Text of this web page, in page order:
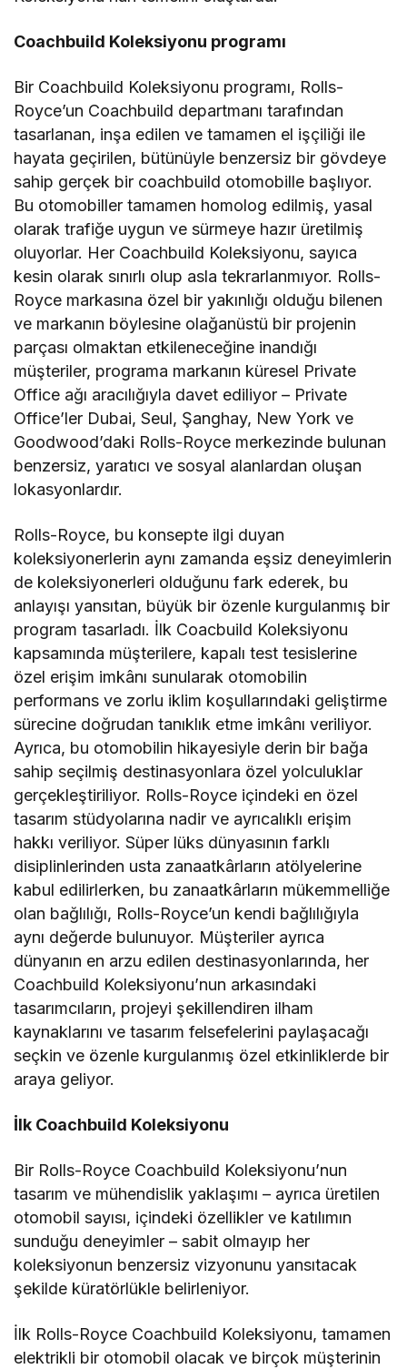
Coachbuild Koleksiyonu programı
Bir Coachbuild Koleksiyonu programı, Rolls-
Royce’un Coachbuild departmanı tarafından
tasarlanan, inşa edilen ve tamamen el işçiliği ile
hayata geçirilen, bütünüyle benzersiz bir gövdeye
sahip gerçek bir coachbuild otomobille başlıyor.
Bu otomobiller tamamen homolog edilmiş, yasal
olarak trafiğe uygun ve sürmeye hazır üretilmiş
oluyorlar. Her Coachbuild Koleksiyonu, sayıca
kesin olarak sınırlı olup asla tekrarlanmıyor. Rolls-
Royce markasına özel bir yakınlığı olduğu bilenen
ve markanın böylesine olağanüstü bir projenin
parçası olmaktan etkileneceğine inandığı
müşteriler, programa markanın küresel Private
Office ağı aracılığıyla davet ediliyor – Private
Office’ler Dubai, Seul, Şanghay, New York ve
Goodwood’daki Rolls-Royce merkezinde bulunan
benzersiz, yaratıcı ve sosyal alanlardan oluşan
lokasyonlardır.
Rolls-Royce, bu konsepte ilgi duyan
koleksiyonerlerin aynı zamanda eşsiz deneyimlerin
de koleksiyonerleri olduğunu fark ederek, bu
anlayışı yansıtan, büyük bir özenle kurgulanmış bir
program tasarladı. İlk Coacbuild Koleksiyonu
kapsamında müşterilere, kapalı test tesislerine
özel erişim imkânı sunularak otomobilin
performans ve zorlu iklim koşullarındaki geliştirme
sürecine doğrudan tanıklık etme imkânı veriliyor.
Ayrıca, bu otomobilin hikayesiyle derin bir bağa
sahip seçilmiş destinasyonlara özel yolculuklar
gerçekleştiriliyor. Rolls-Royce içindeki en özel
tasarım stüdyolarına nadir ve ayrıcalıklı erişim
hakkı veriliyor. Süper lüks dünyasının farklı
disiplinlerinden usta zanaatkârların atölyelerine
kabul edilirlerken, bu zanaatkârların mükemmelliğe
olan bağlılığı, Rolls-Royce’un kendi bağlılığıyla
aynı değerde bulunuyor. Müşteriler ayrıca
dünyanın en arzu edilen destinasyonlarında, her
Coachbuild Koleksiyonu’nun arkasındaki
tasarımcıların, projeyi şekillendiren ilham
kaynaklarını ve tasarım felsefelerini paylaşacağı
seçkin ve özenle kurgulanmış özel etkinliklerde bir
araya geliyor.
İlk Coachbuild Koleksiyonu
Bir Rolls-Royce Coachbuild Koleksiyonu’nun
tasarım ve mühendislik yaklaşımı – ayrıca üretilen
otomobil sayısı, içindeki özellikler ve katılımın
sunduğu deneyimler – sabit olmayıp her
koleksiyonun benzersiz vizyonunu yansıtacak
şekilde küratörlükle belirleniyor.
İlk Rolls-Royce Coachbuild Koleksiyonu, tamamen
elektrikli bir otomobil olacak ve birçok müşterinin